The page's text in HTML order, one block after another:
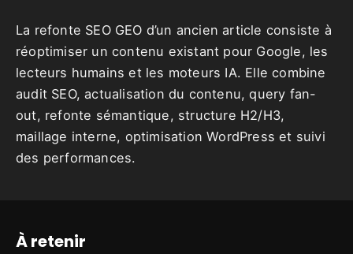
La refonte SEO GEO d’un ancien article consiste à
réoptimiser un contenu existant pour Google, les
lecteurs humains et les moteurs IA. Elle combine
audit SEO, actualisation du contenu, query fan-
out, refonte sémantique, structure H2/H3,
maillage interne, optimisation WordPress et suivi
des performances.
À retenir